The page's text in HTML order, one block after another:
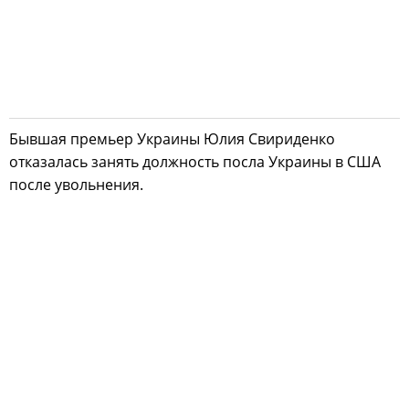
Бывшая премьер Украины Юлия Свириденко
отказалась занять должность посла Украины в США
после увольнения.